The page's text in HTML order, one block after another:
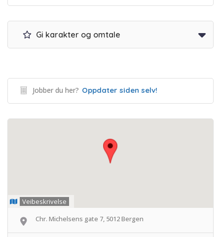
Gi karakter og omtale
Jobber du her? Oppdater siden selv!
Veibeskrivelse
Chr. Michelsens gate 7, 5012 Bergen